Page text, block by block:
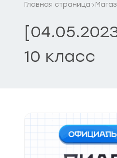
Главная страница
10 класс